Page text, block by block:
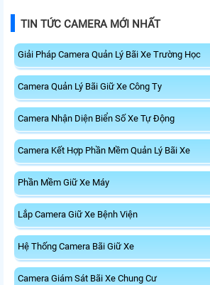
TIN TỨC CAMERA MỚI NHẤT
Giải Pháp Camera Quản Lý Bãi Xe Trường Học
Camera Quản Lý Bãi Giữ Xe Công Ty
Camera Nhận Diện Biển Số Xe Tự Động
Camera Kết Hợp Phần Mềm Quản Lý Bãi Xe
Phần Mềm Giữ Xe Máy
Lắp Camera Giữ Xe Bệnh Viện
Hệ Thống Camera Bãi Giữ Xe
Camera Giám Sát Bãi Xe Chung Cư